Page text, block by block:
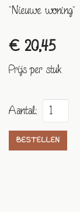
"Nieuwe woning"
€ 20,45
Prijs per stuk
Aantal:
BESTELLEN